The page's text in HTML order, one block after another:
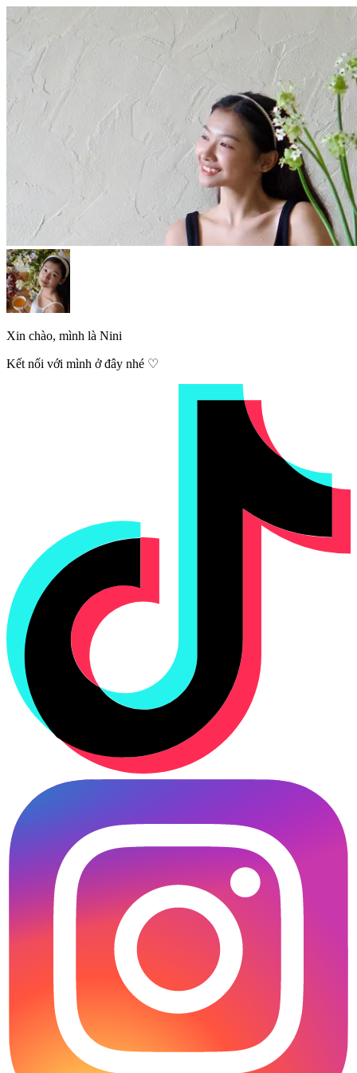
Xin chào, mình là Nini
Kết nối với mình ở đây nhé ♡